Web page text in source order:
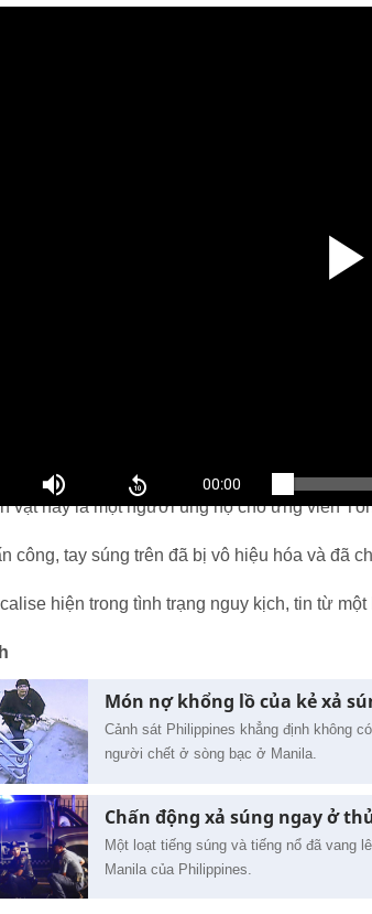
Mỹ cho hay, tay súng 66 tuổi này ra tay
vật này là một người ủng hộ cho ứng viên
công, tay súng trên đã bị vô hiệu hóa và đã
hiện trong tình trạng nguy kịch, tin từ
Món nợ khổng lồ của kẻ xả
Cảnh sát Philippines khẳng định không
người chết ở sòng bạc ở Manila.
Chấn động xả súng ngay ở
Một loạt tiếng súng và tiếng nổ đã vang
Manila của Philippines.